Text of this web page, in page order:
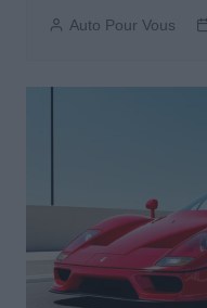
Auto Pour Vous